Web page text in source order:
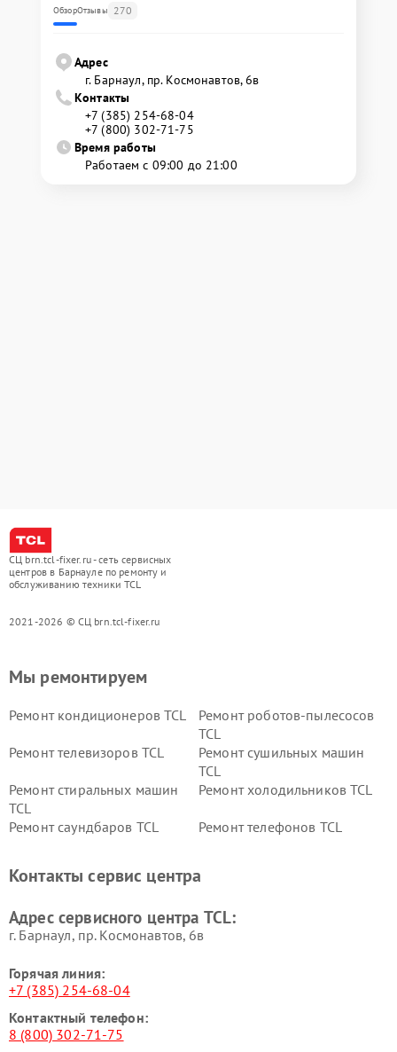
ОбзорОтзывы 270
Адрес
г. Барнаул, ​пр. Космонавтов, 6в
Контакты
+7 (385) 254-68-04
+7 (800) 302-71-75
Время работы
Работаем с 09:00 до 21:00
СЦ brn.tcl-fixer.ru - сеть сервисных
центров в Барнауле по ремонту и
обслуживанию техники TCL
2021-2026 © СЦ brn.tcl-fixer.ru
Мы ремонтируем
Ремонт кондиционеров TCL
Ремонт роботов-пылесосов
TCL
Ремонт телевизоров TCL
Ремонт сушильных машин
TCL
Ремонт стиральных машин
TCL
Ремонт холодильников TCL
Ремонт саундбаров TCL Ремонт телефонов TCL
Контакты сервис центра
Адрес сервисного центра TCL:
г. Барнаул, ​пр. Космонавтов, 6в
Горячая линия:
+7 (385) 254-68-04
Контактный телефон:
8 (800) 302-71-75